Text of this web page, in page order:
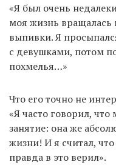
«Я был очень
моя жизнь вращалась
выпивки. Я
с девушками, потом
похмелья…»
Что его точно не
«Я часто говорил,
занятие: она же
жизни! И я считал,
правда в это верил».